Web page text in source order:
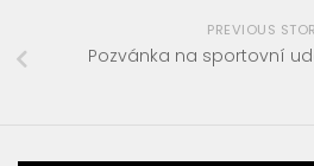
PREVIOUS
Pozvánka na sportovní